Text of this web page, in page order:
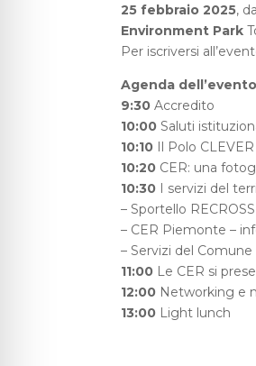
25 febbraio 2025,
Environment Park
Per iscriversi
Agenda dell’evento
9:30 Accredito
10:00 Saluti
10:10 Il Polo
10:20 CER: una
10:30 I servizi del
– Sportello
– CER Piemonte –
– Servizi del
11:00 Le CER si
12:00 Networking e
13:00 Light lunch